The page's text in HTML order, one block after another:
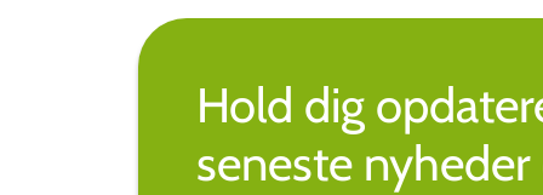
Hold dig
seneste